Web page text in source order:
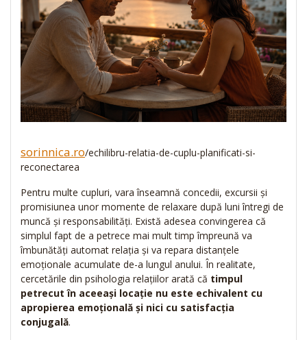
sorinnica.ro/echilibru-relatia-de-cuplu-planificati-si-
reconectarea
Pentru multe cupluri, vara înseamnă concedii, excursii și
promisiunea unor momente de relaxare după luni întregi de
muncă și responsabilități. Există adesea convingerea că
simplul fapt de a petrece mai mult timp împreună va
îmbunătăți automat relația și va repara distanțele
emoționale acumulate de-a lungul anului. În realitate,
cercetările din psihologia relațiilor arată că timpul
petrecut în aceeași locație nu este echivalent cu
apropierea emoțională și nici cu satisfacția
conjugală.